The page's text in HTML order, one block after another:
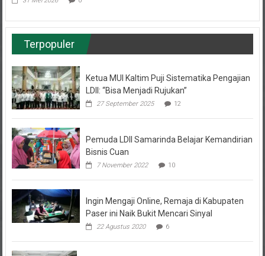
Terpopuler
LDII: “Bisa Menjadi Rujukan”
27 September 2025 12
Bisnis Cuan
7 November 2022
Paser ini Naik Bukit Mencari Sinyal
22 Agustus 2020 6